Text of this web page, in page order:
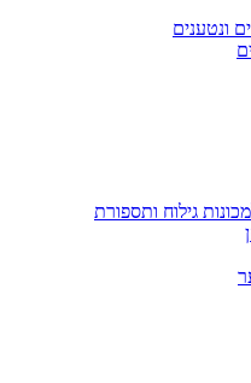
ונטענים
גילוח ותספורת